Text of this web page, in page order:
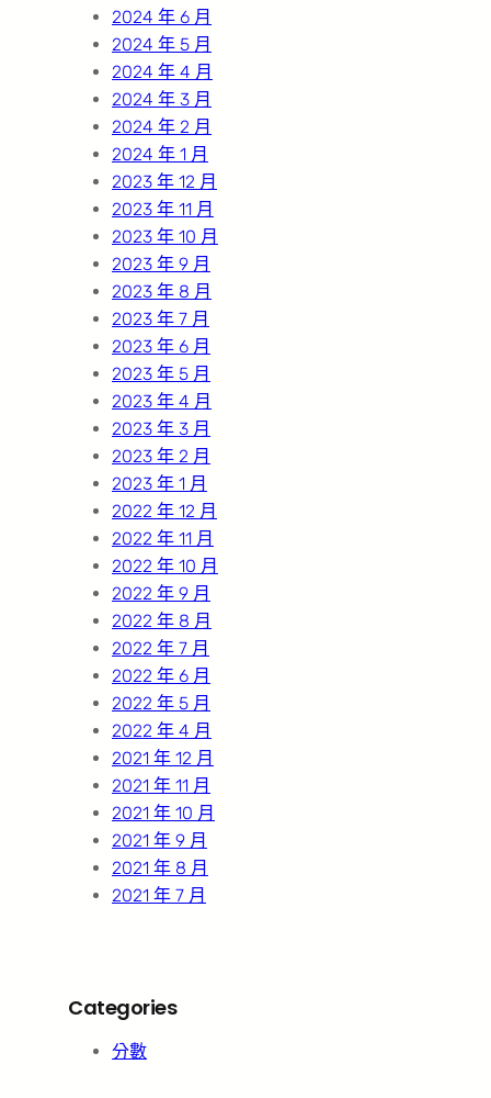
2024 年 6 月
2024 年 5 月
2024 年 4 月
2024 年 3 月
2024 年 2 月
2024 年 1 月
2023 年 12 月
2023 年 11 月
2023 年 10 月
2023 年 9 月
2023 年 8 月
2023 年 7 月
2023 年 6 月
2023 年 5 月
2023 年 4 月
2023 年 3 月
2023 年 2 月
2023 年 1 月
2022 年 12 月
2022 年 11 月
2022 年 10 月
2022 年 9 月
2022 年 8 月
2022 年 7 月
2022 年 6 月
2022 年 5 月
2022 年 4 月
2021 年 12 月
2021 年 11 月
2021 年 10 月
2021 年 9 月
2021 年 8 月
2021 年 7 月
Categories
分數